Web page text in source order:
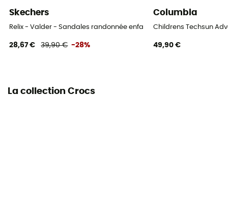
Skechers
Relix - Valder - Sandales randonnée enfant
28,67 € 39,90 € -28%
Columbia
Childrens Techsun
49,90 €
La collection Crocs